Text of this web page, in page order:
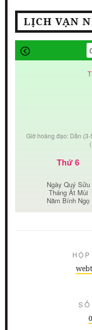
LỊCH VẠN
Giờ hoàng đạo: Dần
Thứ 6
Ngày Quý Sửu
Tháng Ất Mùi
Năm Bính Ngọ